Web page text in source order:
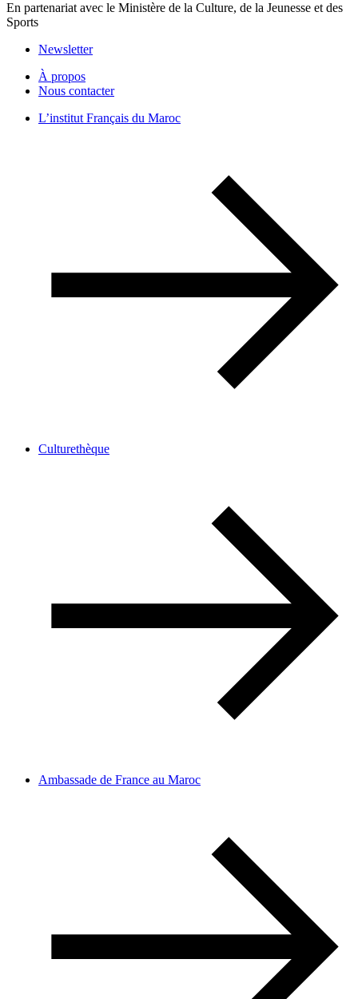
En partenariat avec le Ministère de la Culture, de la Jeunesse et des
Sports
Newsletter
À propos
Nous contacter
L’institut Français du Maroc
Culturethèque
Ambassade de France au Maroc